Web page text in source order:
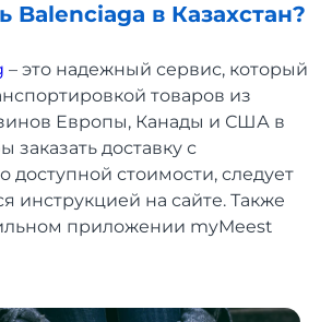
Balenciaga в Казахстан?
– это надежный сервис, который
товаров из
Европы, Канады и США в
заказать доставку с
доступной стоимости, следует
инструкцией на сайте. Также
приложении myMeest